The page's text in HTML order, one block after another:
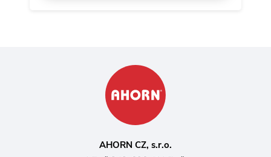
AHORN CZ, s.r.o.